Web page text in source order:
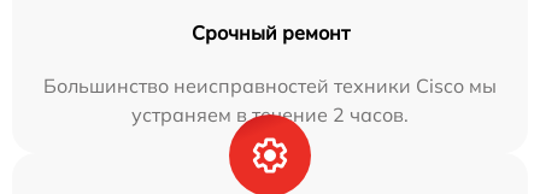
Срочный ремонт
Большинство неисправностей техники Cisco мы
устраняем в течение 2 часов.